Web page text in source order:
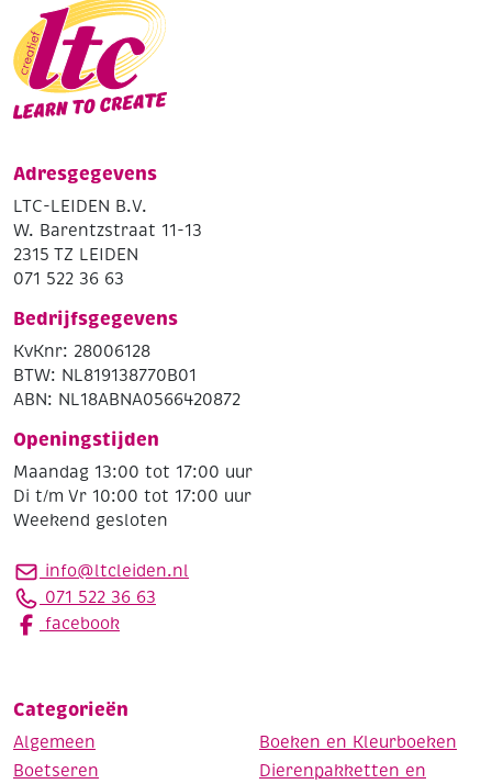
Adresgegevens
LTC-LEIDEN B.V.
W. Barentzstraat 11-13
2315 TZ LEIDEN
071 522 36 63
Bedrijfsgegevens
KvKnr: 28006128
BTW: NL819138770B01
ABN: NL18ABNA0566420872
Openingstijden
Maandag 13:00 tot 17:00 uur
Di t/m Vr 10:00 tot 17:00 uur
Weekend gesloten
info@ltcleiden.nl
071 522 36 63
facebook
Categorieën
Algemeen
Boeken en Kleurboeken
Boetseren
Dierenpakketten en